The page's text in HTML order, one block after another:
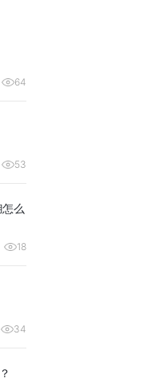
64
53
么
18
34